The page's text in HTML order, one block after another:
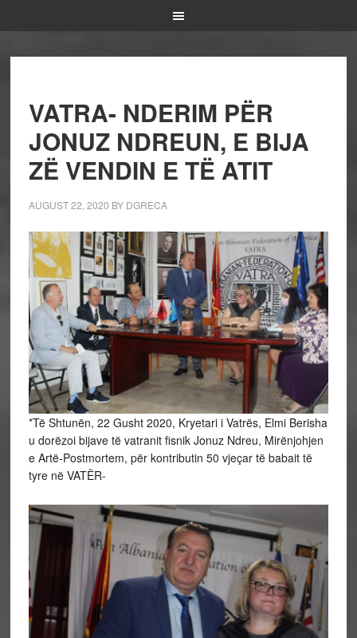
VATRA- NDERIM PËR
JONUZ NDREUN, E BIJA
ZË VENDIN E TË ATIT
AUGUST 22, 2020 BY DGRECA
*Të Shtunën, 22 Gusht 2020, Kryetari i Vatrës, Elmi Berisha
u dorëzoi bijave të vatranit fisnik Jonuz Ndreu, Mirënjohjen
e Artë-Postmortem, për kontributin 50 vjeçar të babait të
tyre në VATËR-